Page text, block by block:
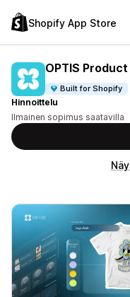
Shopify App Store
OPTIS
Built for Shopify
Hinnoittelu
Ilmainen sopimus saatavilla